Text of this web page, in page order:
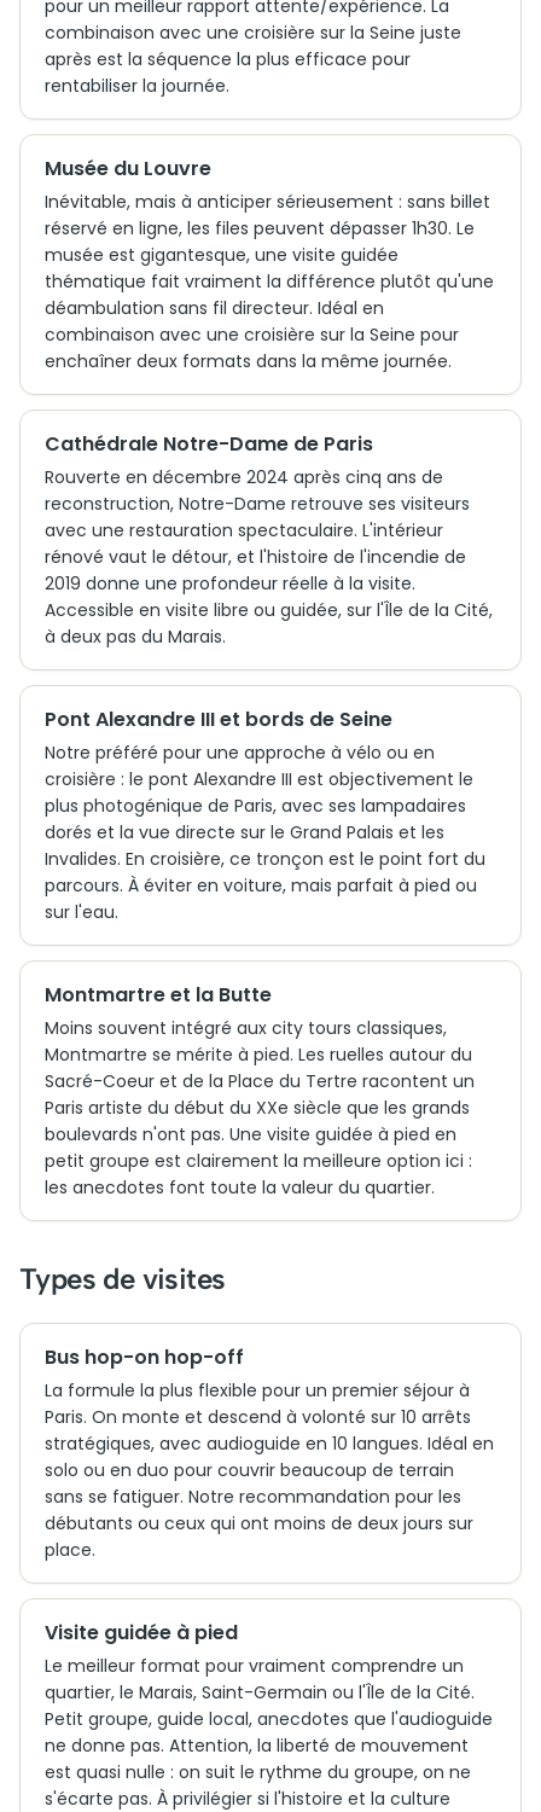
pour un meilleur rapport attente/expérience. La
combinaison avec une croisière sur la Seine juste
après est la séquence la plus efficace pour
rentabiliser la journée.
Musée du Louvre
Inévitable, mais à anticiper sérieusement : sans billet
réservé en ligne, les files peuvent dépasser 1h30. Le
musée est gigantesque, une visite guidée
thématique fait vraiment la différence plutôt qu'une
déambulation sans fil directeur. Idéal en
combinaison avec une croisière sur la Seine pour
enchaîner deux formats dans la même journée.
Cathédrale Notre-Dame de Paris
Rouverte en décembre 2024 après cinq ans de
reconstruction, Notre-Dame retrouve ses visiteurs
avec une restauration spectaculaire. L'intérieur
rénové vaut le détour, et l'histoire de l'incendie de
2019 donne une profondeur réelle à la visite.
Accessible en visite libre ou guidée, sur l'Île de la Cité,
à deux pas du Marais.
Pont Alexandre III et bords de Seine
Notre préféré pour une approche à vélo ou en
croisière : le pont Alexandre III est objectivement le
plus photogénique de Paris, avec ses lampadaires
dorés et la vue directe sur le Grand Palais et les
Invalides. En croisière, ce tronçon est le point fort du
parcours. À éviter en voiture, mais parfait à pied ou
sur l'eau.
Montmartre et la Butte
Moins souvent intégré aux city tours classiques,
Montmartre se mérite à pied. Les ruelles autour du
Sacré-Coeur et de la Place du Tertre racontent un
Paris artiste du début du XXe siècle que les grands
boulevards n'ont pas. Une visite guidée à pied en
petit groupe est clairement la meilleure option ici :
les anecdotes font toute la valeur du quartier.
Types de visites
Bus hop-on hop-off
La formule la plus flexible pour un premier séjour à
Paris. On monte et descend à volonté sur 10 arrêts
stratégiques, avec audioguide en 10 langues. Idéal en
solo ou en duo pour couvrir beaucoup de terrain
sans se fatiguer. Notre recommandation pour les
débutants ou ceux qui ont moins de deux jours sur
place.
Visite guidée à pied
Le meilleur format pour vraiment comprendre un
quartier, le Marais, Saint-Germain ou l'Île de la Cité.
Petit groupe, guide local, anecdotes que l'audioguide
ne donne pas. Attention, la liberté de mouvement
est quasi nulle : on suit le rythme du groupe, on ne
s'écarte pas. À privilégier si l'histoire et la culture